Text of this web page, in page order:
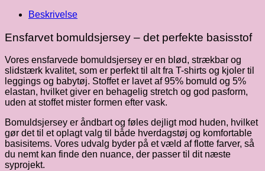
Beskrivelse
Ensfarvet bomuldsjersey – det perfekte basisstof
Vores ensfarvede bomuldsjersey er en blød, strækbar og
slidstærk kvalitet, som er perfekt til alt fra T-shirts og kjoler til
leggings og babytøj. Stoffet er lavet af 95% bomuld og 5%
elastan, hvilket giver en behagelig stretch og god pasform,
uden at stoffet mister formen efter vask.
Bomuldsjersey er åndbart og føles dejligt mod huden, hvilket
gør det til et oplagt valg til både hverdagstøj og komfortable
basisitems. Vores udvalg byder på et væld af flotte farver, så
du nemt kan finde den nuance, der passer til dit næste
syprojekt.